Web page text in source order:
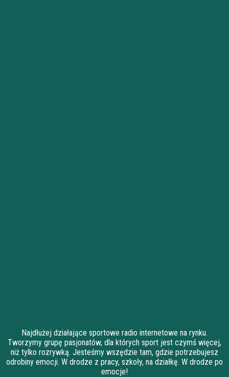
Najdłużej działające sportowe radio internetowe na rynku.
Tworzymy grupę pasjonatów, dla których sport jest czymś więcej,
niż tylko rozrywką. Jesteśmy wszędzie tam, gdzie potrzebujesz
odrobiny emocji. W drodze z pracy, szkoły, na działkę. W drodze po
emocje!